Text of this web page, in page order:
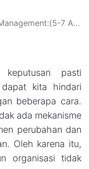
Agustus 2026, Yogyakarta )(26-28 Agustus 2026, Bandung)
keputusan pasti
kita hindari
beberapa cara.
ada mekanisme
perubahan dan
Oleh karena itu,
organisasi tidak